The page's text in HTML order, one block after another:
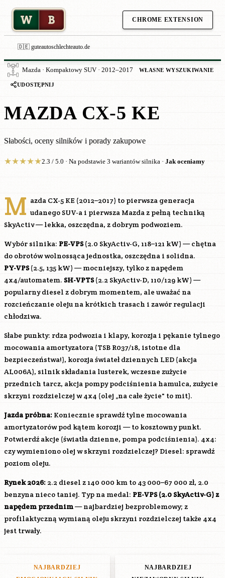
W B CHROME EXTENSION
🇩🇪 guteautoschlechteauto.de
Mazda · Kompaktowy SUV · 2012–2017 WŁASNE WYSZUKIWANIE
UDOSTĘPNIJ
MAZDA CX-5 KE
Słabości, oceny silników i porady zakupowe
★★★★★2.3 / 5.0 · Na podstawie 3 wariantów silnika · Jak oceniamy
M azda CX-5 KE (2012–2017) to pierwsza generacja
udanego SUV-a i pierwsza Mazda z pełną techniką
SkyActiv — lekka, oszczędna, z dobrym podwoziem.
Wybór silnika: PE-VPS(2.0 SkyActiv-G, 118–121 kW) — chętna
do obrotów wolnossąca jednostka, oszczędna i solidna.
PY-VPS(2.5, 135 kW) — mocniejszy, tylko z napędem
4x4/automatem. SH-VPTS(2.2 SkyActiv-D, 110/129 kW) —
popularny diesel z dobrym momentem, ale uważać na
rozcieńczanie oleju na krótkich trasach i zawór regulacji
chłodziwa.
Słabe punkty: rdza podwozia i klapy, korozja i pękanie tylnego
mocowania amortyzatora (TSB R037/18, istotne dla
bezpieczeństwa!), korozja świateł dziennych LED (akcja
AL006A), silnik składania lusterek, wczesne zużycie
przednich tarcz, akcja pompy podciśnienia hamulca, zużycie
skrzyni rozdzielczej w 4x4 (olej „na całe życie" to mit).
Jazda próbna: Koniecznie sprawdź tylne mocowania
amortyzatorów pod kątem korozji — to kosztowny punkt.
Potwierdź akcje (światła dzienne, pompa podciśnienia). 4x4:
czy wymieniono olej w skrzyni rozdzielczej? Diesel: sprawdź
poziom oleju.
Rynek 2026: 2.2 diesel z 140 000 km to 43 000–67 000 zł, 2.0
benzyna nieco taniej. Typ na medal: PE-VPS(2.0 SkyActiv-G) z
napędem przednim— najbardziej bezproblemowy; z
profilaktyczną wymianą oleju skrzyni rozdzielczej także 4x4
jest trwały.
NAJBARDZIEJ
NAJBARDZIEJ